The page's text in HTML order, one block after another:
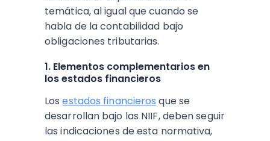
temática, al igual que cuando se
habla de la contabilidad bajo
obligaciones tributarias.
1. Elementos complementarios en
los estados financieros
Losestados financieros que se
desarrollan bajo las NIIF, deben seguir
las indicaciones de esta normativa,